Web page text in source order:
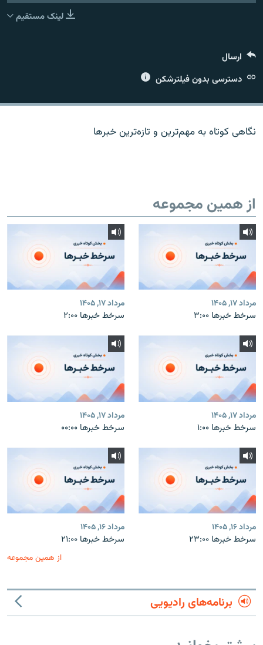
لینک مستقیم
ارسال
دسترسی بدون فیلترشکن
نگاهی کوتاه به مهم‌ترين و تازه‌ترين خبرها
از همین مجموعه
مرداد ۱۷, ۱۴۰۵
سرخط خبرها ۳:۰۰
مرداد ۱۷, ۱۴۰۵
سرخط خبرها ۲:۰۰
مرداد ۱۷, ۱۴۰۵
سرخط خبرها ۱:۰۰
مرداد ۱۷, ۱۴۰۵
سرخط خبرها ۰۰:۰۰
مرداد ۱۶, ۱۴۰۵
سرخط خبرها ۲۳:۰۰
مرداد ۱۶, ۱۴۰۵
سرخط خبرها ۲۱:۰۰
از همین مجموعه
برنامه‌های رادیویی